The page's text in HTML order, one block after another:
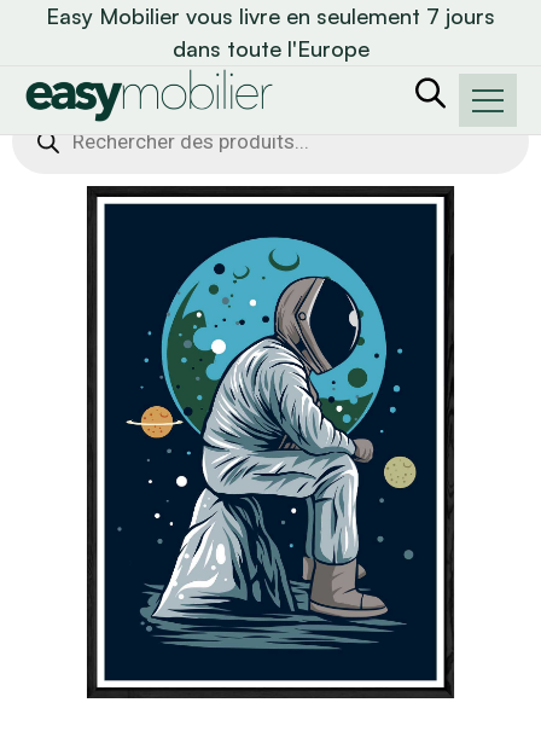
Easy Mobilier vous livre en seulement 7 jours
dans toute l'Europe
Recherche
de